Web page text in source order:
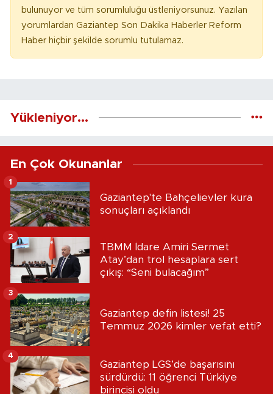
bulunuyor ve tüm sorumluluğu üstleniyorsunuz. Yazılan
yorumlardan Gaziantep Son Dakika Haberler Reform
Haber hiçbir şekilde sorumlu tutulamaz.
Yükleniyor...
En Çok Okunanlar
Gaziantep'te Bahçelievler kura
sonuçları açıklandı
1
TBMM İdare Amiri Sermet
Atay’dan trol hesaplara sert
çıkış: “Seni bulacağım”
2
Gaziantep defin listesi! 25
Temmuz 2026 kimler vefat etti?
3
Gaziantep LGS’de başarısını
sürdürdü: 11 öğrenci Türkiye
birincisi oldu
4